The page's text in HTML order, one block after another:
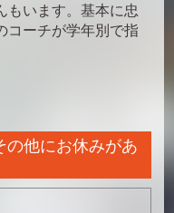
もいます。基本に忠
コーチが学年別で指
の他にお休みがあ